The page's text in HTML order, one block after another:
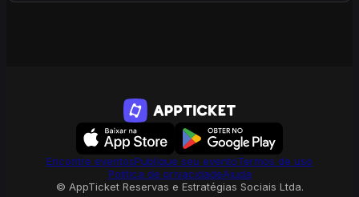
© AppTicket Reservas e Estratégias Sociais Ltda.
Encontre eventosPublique seu eventoTermos de uso
Política de privacidadeAjuda